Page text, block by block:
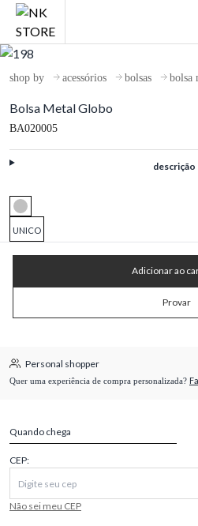
shop by acessórios bolsas bolsa
Bolsa Metal Globo
BA020005
descrição
UNICO
Adicionar ao
Provar
Personal shopper
Quer uma experiência de compra personalizada?
Quando chega
CEP:
Não sei meu CEP